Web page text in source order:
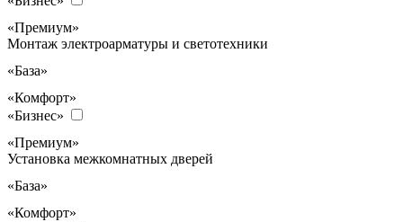
«Премиум»
Монтаж электроарматуры и светотехники
«База»
«Комфорт»
«Бизнес»
«Премиум»
Установка межкомнатных дверей
«База»
«Комфорт»